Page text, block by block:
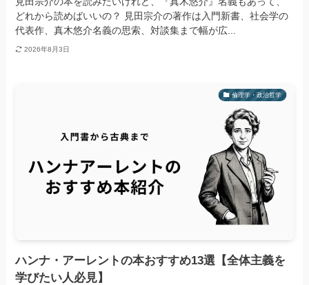
どれから読めばいいの？ 見田宗介の著作は入門新書、社会学の
代表作、真木悠介名義の思索、対談集まで幅が広...
2026年8月3日
倫理学・政治哲学
ハンナ・アーレントの本おすすめ13選【全体主義を
学びたい人必見】